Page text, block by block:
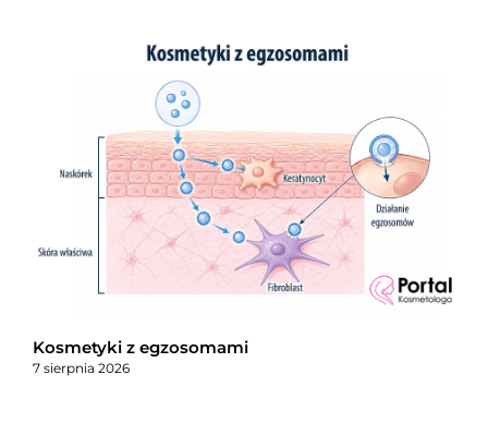
Kosmetyki z egzosomami
7 sierpnia 2026